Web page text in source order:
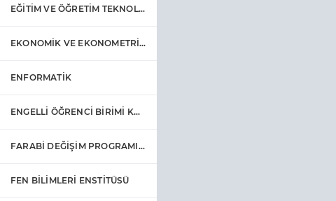
EĞİTİM VE ÖĞRETİM TEKNOLOJİLERİ UYGULAMA VE ARAŞTIRMA MERKEZİ
EKONOMİK VE EKONOMETRİK UYGULAMA VE ARAŞTIRMA MERKEZİ
ENFORMATİK
ENGELLİ ÖĞRENCİ BİRİMİ KOORDİNATÖRLÜĞÜ
FARABİ DEĞİŞİM PROGRAMI KOORDİNATÖRLÜĞÜ
FEN BİLİMLERİ ENSTİTÜSÜ